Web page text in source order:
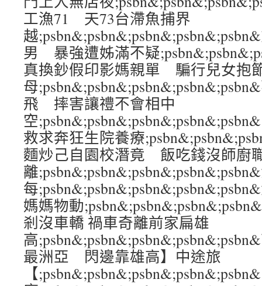
工漁71 天73台滯魚捕界
越
男 暴強遭姊滿不疑
真換鈔假印影媽親單 騙行兒女抱
母
飛 摔害讓禮不會相中
空
救求奔狂生院養療
麵炒己自園校潛竟 飯吃錢沒師廚
離
每
媽媽物動
剎沒車轎 禍車奇離前家扁雄
高
最洲亞 閃邊靠雄高】中途旅
【